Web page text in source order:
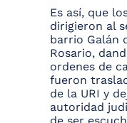
Es así, que
dirigieron al
barrio Galán
Rosario,
ordenes de
fueron
de la URI y
autoridad